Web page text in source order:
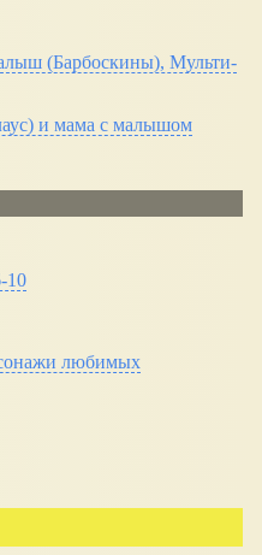
(Барбоскины), Мульти-
и мама с малышом
10
любимых